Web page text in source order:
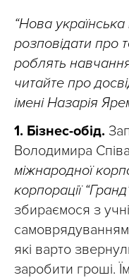
“Нова
розповідати про
роблять навчання
читайте про
імені Назарія
1. Бізнес-обід.
Володимира
міжнародної
корпорації
збираємося з
самоврядуванням
які варто
заробити гроші.